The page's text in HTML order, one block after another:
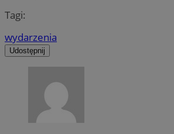
Tagi:
wydarzenia
Udostępnij